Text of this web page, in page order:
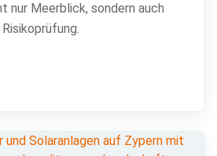
nur Meerblick, sondern auch
Risikoprüfung.